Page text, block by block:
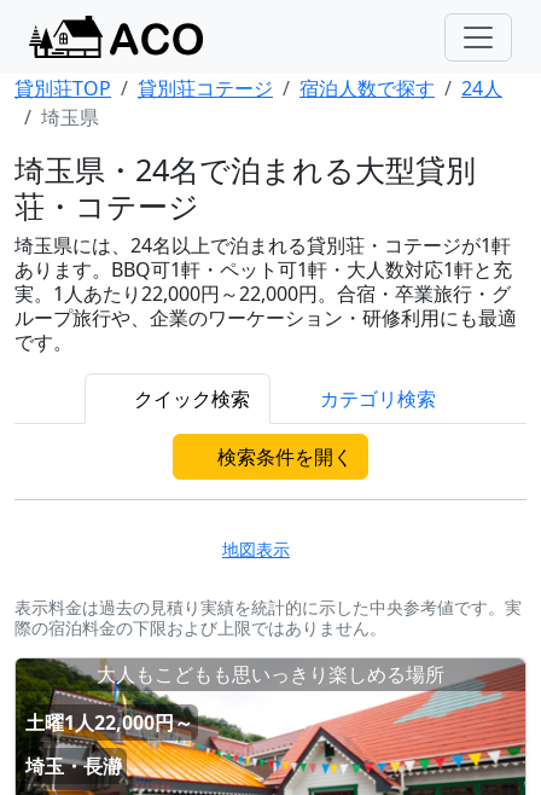
貸別荘TOP 貸別荘コテージ 宿泊人数で探す
24人
埼玉県
埼玉県・24名で泊まれる大型貸別
荘・コテージ
埼玉県には、24名以上で泊まれる貸別荘・コテージが1軒
あります。BBQ可1軒・ペット可1軒・大人数対応1軒と充
実。1人あたり22,000円～22,000円。合宿・卒業旅行・グ
ループ旅行や、企業のワーケーション・研修利用にも最適
です。
クイック検索 カテゴリ検索
検索条件を開く
地図表示
表示料金は過去の見積り実績を統計的に示した中央参考値です。実
際の宿泊料金の下限および上限ではありません。
大人もこどもも思いっきり楽しめる場所
土曜1人22,000円～
埼玉・長瀞